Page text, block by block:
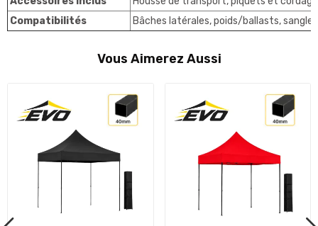
Compatibilités
Bâches latérales, poids/ballasts,
Vous Aimerez Aussi